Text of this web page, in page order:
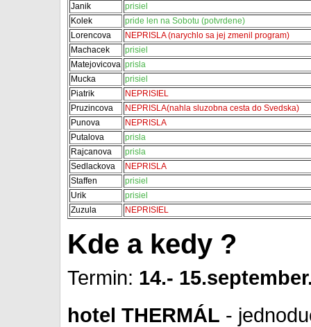
Janik
prisiel
Kolek
pride len na Sobotu (potvrdene)
Lorencova
NEPRISLA (narychlo sa jej zmenil program)
Machacek
prisiel
Matejovicova prisla
Mucka
prisiel
Piatrik
NEPRISIEL
Pruzincova
NEPRISLA(nahla sluzobna cesta do Svedska)
Punova
NEPRISLA
Putalova
prisla
Rajcanova
prisla
Sedlackova
NEPRISLA
Staffen
prisiel
Urik
prisiel
Zuzula
NEPRISIEL
Kde a kedy ?
Termin: 14.-
hotel THERMÁL -